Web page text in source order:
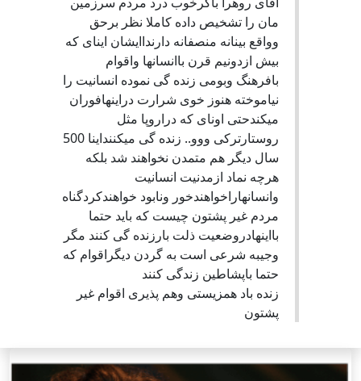
مان را تشخیص داده کاملا نظر برحق
وواقع بینانه منصفانه دارنداایشان اینای که
بیش ازدونیم قرن باانسانها واقوام
بافرهنگ وبومی زنده گی نموده انسانیت را
نیاموخته هنوز خوی شرارت دراینهافوران
میکندحتی اونای که دراروپا مثل
روستارترکی ووو.. زنده گی میکننداینا 500
سال دیگر هم متمدن نخواهند شد بلکه
هرچه نماد ازمدنیت انسانیت
وانسانهاراخواهندخور ونابود خواهندکردگناه
مردم غیر پشتون چیست که باید حتما
بااینهادروضعیت ذلت بارزنده گی کنند مگر
وجیبه شرعی است به گردن دیگراقوام که
حتما باپشاطین زندگی کنند
زنده باد همزیستی وهم پذیری اقوام غیر
پشتون